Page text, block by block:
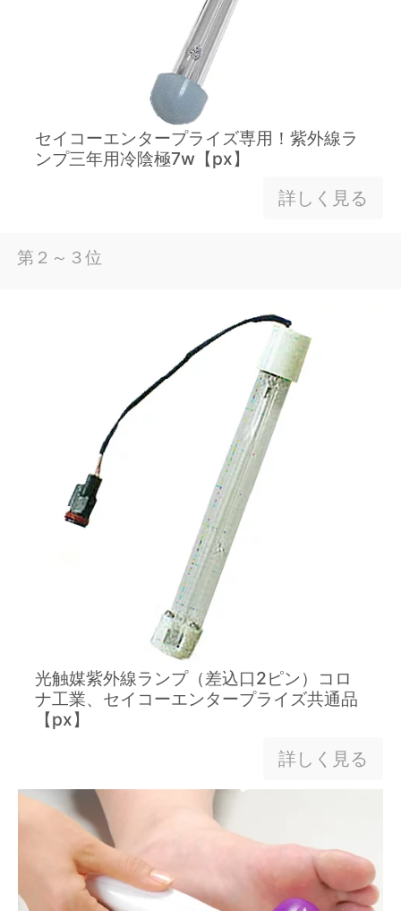
セイコーエンタープライズ専用！紫外線ラ
ンプ三年用冷陰極7w【px】
詳しく見る
第２～３位
光触媒紫外線ランプ（差込口2ピン）コロ
ナ工業、セイコーエンタープライズ共通品
【px】
詳しく見る